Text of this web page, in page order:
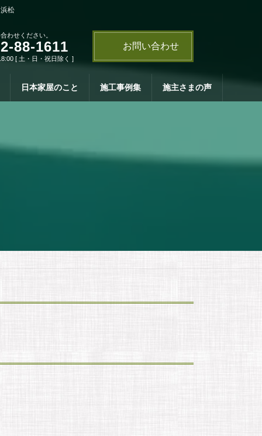
松
わせください。
88-1611
[ 土・日・祝日除く ]
お問い合わせ
日本家屋のこと 施工事例集 施主さまの声